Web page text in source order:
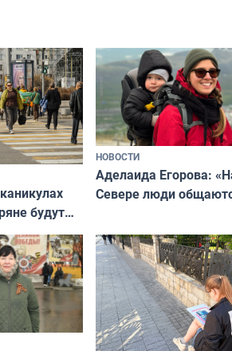
будут
НОВОСТИ
Аделаида Егорова:
Севере люди
а потому что
ты им интересен»